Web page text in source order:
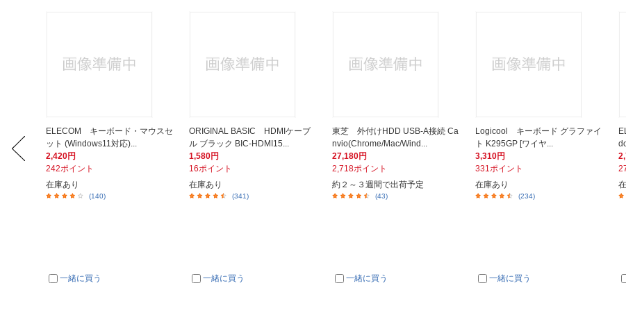
US...
ELECOM キーボード・マウスセ
ット (Windows11対応)...
2,420円
242ポイント
在庫あり
(140)
一緒に買う
ORIGINAL BASIC HDMIケーブ
ル ブラック BIC-HDMI15...
1,580円
16ポイント
在庫あり
(341)
一緒に買う
東芝 外付けHDD USB-A接続 Ca
nvio(Chrome/Mac/Wind...
27,180円
2,718ポイント
約２～３週間で出荷予定
(43)
一緒に買う
Logicool キーボード グラファイ
ト K295GP [ワイヤ...
3,310円
331ポイント
在庫あり
(234)
一緒に買う